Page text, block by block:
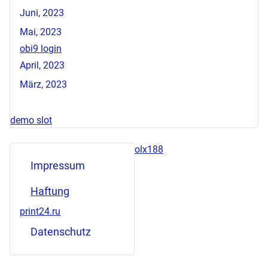
Juni, 2023
Mai, 2023
obi9 login
April, 2023
März, 2023
demo slot
Impressum
Haftung
print24.ru
Datenschutz
olx188